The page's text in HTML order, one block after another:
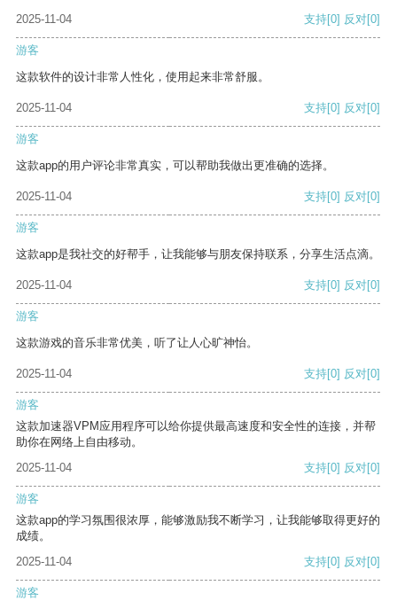
2025-11-04 支持[0] 反对[0]
游客
这款软件的设计非常人性化，使用起来非常舒服。
2025-11-04 支持[0] 反对[0]
游客
这款app的用户评论非常真实，可以帮助我做出更准确的选择。
2025-11-04 支持[0] 反对[0]
游客
这款app是我社交的好帮手，让我能够与朋友保持联系，分享生活点滴。
2025-11-04 支持[0] 反对[0]
游客
这款游戏的音乐非常优美，听了让人心旷神怡。
2025-11-04 支持[0] 反对[0]
游客
这款加速器VPM应用程序可以给你提供最高速度和安全性的连接，并帮
助你在网络上自由移动。
2025-11-04
支持[0] 反对[0]
游客
这款app的学习氛围很浓厚，能够激励我不断学习，让我能够取得更好的
成绩。
2025-11-04
支持[0] 反对[0]
游客